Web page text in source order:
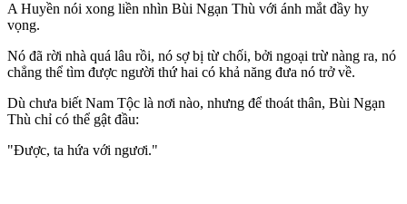
A Huyền nói xong liền nhìn Bùi Ngạn Thù với ánh mắt đầy hy
vọng.
Nó đã rời nhà quá lâu rồi, nó sợ bị từ chối, bởi ngoại trừ nàng ra, nó
chẳng thể tìm được người thứ hai có khả năng đưa nó trở về.
Dù chưa biết Nam Tộc là nơi nào, nhưng để thoát thân, Bùi Ngạn
Thù chỉ có thể gật đầu:
"Được, ta hứa với ngươi."